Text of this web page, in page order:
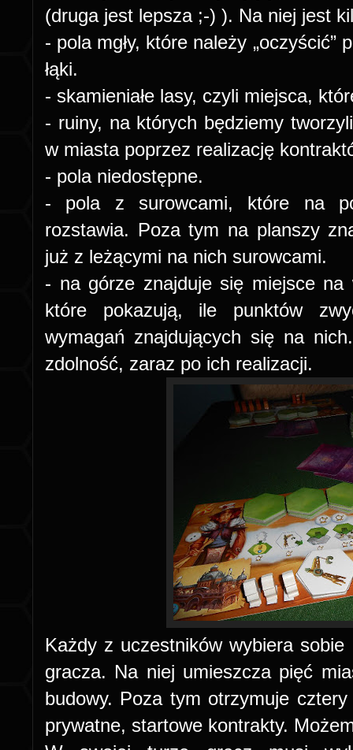
(druga jest lepsza ;-) ). Na niej jest
- pola mgły, które należy „oczyścić”
łąki.
- skamieniałe lasy, czyli miejsca,
- ruiny, na których będziemy
w miasta poprzez realizację
- pola niedostępne.
- pola z surowcami, które na
rozstawia. Poza tym na planszy
już z leżącymi na nich surowcami.
- na górze znajduje się miejsce
które pokazują, ile punktów
wymagań znajdujących się na
zdolność, zaraz po ich realizacji.
Każdy z uczestników wybiera
gracza. Na niej umieszcza pięć
budowy. Poza tym otrzymuje
prywatne, startowe kontrakty.